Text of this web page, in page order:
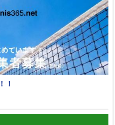
！